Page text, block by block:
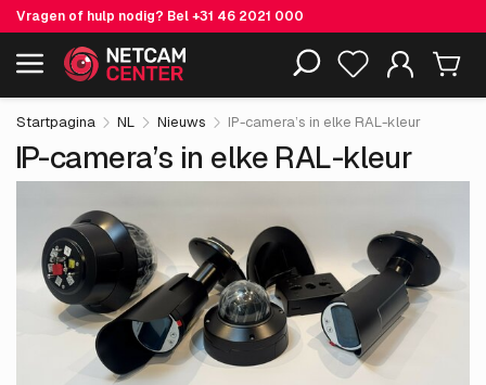
Vragen of hulp nodig? Bel+31 46 2021 000
Inclusief EOL-producten
Startpagina NL Nieuws IP-camera’s in elke RAL-kleur
IP-camera’s in elke RAL-kleur